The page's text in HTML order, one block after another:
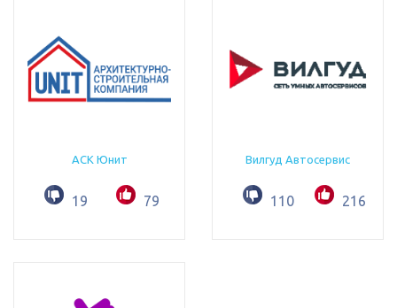
АСК Юнит
19 79
Вилгуд Автосервис
110 216